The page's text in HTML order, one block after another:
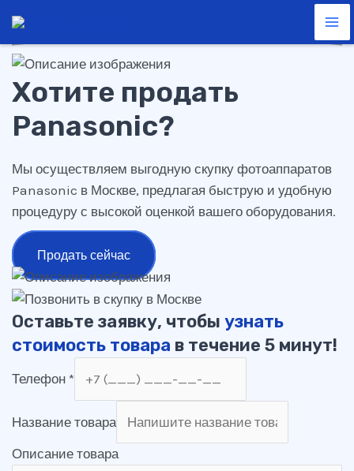
содержимому
Panasonic
Хотите продать
Panasonic?
Мы осуществляем выгодную скупку фотоаппаратов
Panasonic в Москве, предлагая быструю и удобную
процедуру с высокой оценкой вашего оборудования.
Продать сейчас
Оставьте заявку, чтобы узнать
стоимость товара в течение 5 минут!
Телефон *
Название товара
Описание товара